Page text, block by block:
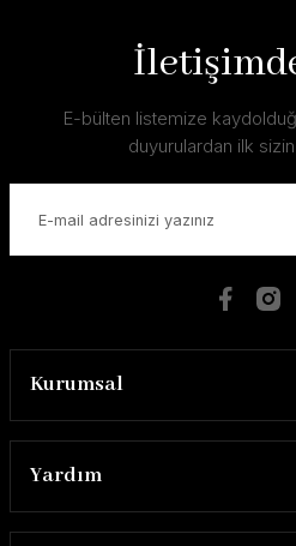
E-bülten listemize
duyurulardan ilk
Kurumsal
Yardım